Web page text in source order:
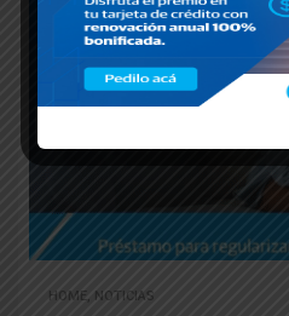
HOME, NOTICIAS